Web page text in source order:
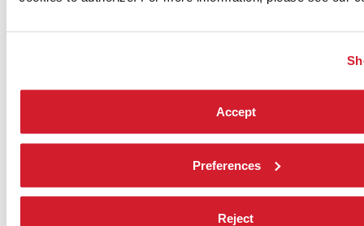
Accept
Preferences
Reject
C.d.A. del
Musica
ChouinardC.d.A. del
15/06/2016
Settore
15/07/2016
lordo
80.000,00